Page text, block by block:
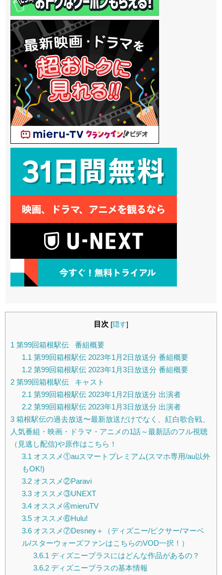
目次 [隠す]
1 第99回箱根駅伝 番組概要
1.1 第99回箱根駅伝 2023年1月2日放送分 番組概要
1.2第99回箱根駅伝 2023年1月3日放送分 番組概要
2 第99回箱根駅伝 キャスト
2.1 第99回箱根駅伝 2023年1月2日放送分 出演者
2.2第99回箱根駅伝 2023年1月3日放送分 出演者
3 箱根駅伝の過去放送〜最新放送だけでなく、紅白歌合戦、
人気番組・映画・ドラマ・アニメの1話～最新話のフル視聴
（見逃し配信)や原作はこちら！
3.1 オススメ①auスマートプレミアム(スマホ専用/au以外
もOK!)
3.2オススメ②Paravi
3.3オススメ③UNEXT
3.4オススメ④mieruTV
3.5オススメ⑥Hulu!
3.6オススメ⑦Desney＋（ディズニー/ピクサー/マーベ
ル/スターウォーズファンはこちらのVOD一択！）
3.6.1 ディズニープラスにはどんな作品があるの？
3.6.2ディズニープラスの基本情報